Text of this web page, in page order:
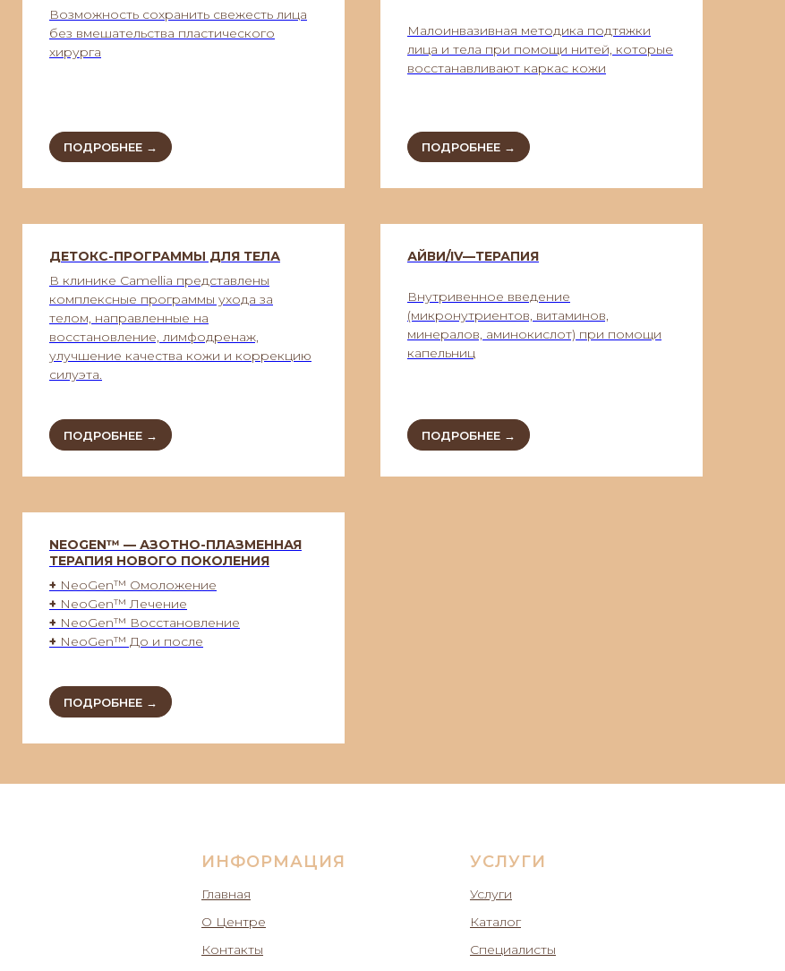
Возможность сохранить свежесть лица
без вмешательства пластического
хирурга
ПОДРОБНЕЕ →
Малоинвазивная методика подтяжки
лица и тела при помощи нитей, которые
восстанавливают каркас кожи
ПОДРОБНЕЕ →
ДЕТОКС-ПРОГРАММЫ ДЛЯ ТЕЛА
В клинике Camellia представлены
комплексные программы ухода за
телом, направленные на
восстановление, лимфодренаж,
улучшение качества кожи и коррекцию
силуэта.
ПОДРОБНЕЕ →
АЙВИ/IV—ТЕРАПИЯ
Внутривенное введение
(микронутриентов, витаминов,
минералов, аминокислот) при помощи
капельниц
ПОДРОБНЕЕ →
NEOGEN™ — АЗОТНО-ПЛАЗМЕННАЯ
ТЕРАПИЯ НОВОГО ПОКОЛЕНИЯ
+ NeoGen™ Омоложение
+ NeoGen™ Лечение
+ NeoGen™ Восстановление
+ NeoGen™ До и после
ПОДРОБНЕЕ →
ИНФОРМАЦИЯ
Главная
О Центре
Контакты
УСЛУГИ
Услуги
Каталог
Специалисты